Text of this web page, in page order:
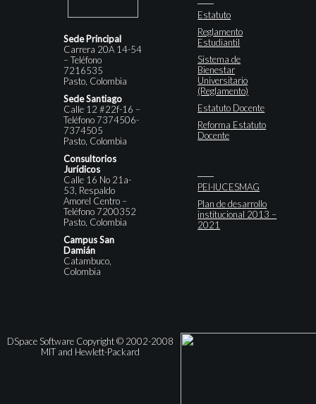
Sede Principal
Carrera 20A 14-54
– Teléfono
7216535
Pasto, Colombia
Sede Santiago
Calle 12 #22f-16 –
Teléfono 7374506-
7374505
Pasto, Colombia
Consultorios
Jurídicos
Calle 16 No 21a-
53, Respaldo
Amorel Centro –
Teléfono 7200352
Pasto, Colombia
Campus San
Damián
Catambuco,
Colombia
Estatuto
Reglamento
Estudiantil
Sistema de
Bienestar
Universitario
(Reglamento)
Estatuto Docente
Reforma Estatuto
Docente
PEI-IUCESMAG
Plan de desarrollo
institucional 2013 –
2021
DSpace Software Copyright © 2002-2008
MIT and Hewlett-Packard